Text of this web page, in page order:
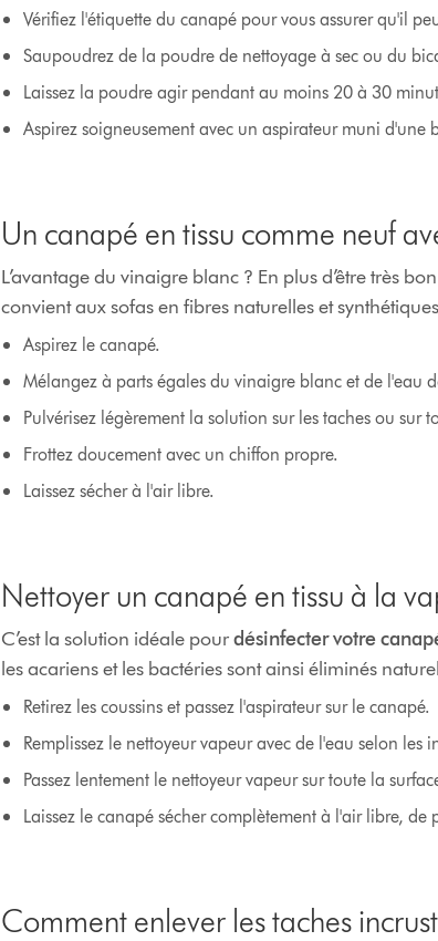
Vérifiez l'étiquette du canapé pour vous assurer qu'il
Saupoudrez de la poudre de nettoyage à sec ou du
Laissez la poudre agir pendant au moins 20 à 30
Aspirez soigneusement avec un aspirateur muni d'une
Un canapé en tissu comme neuf
L’avantage du vinaigre blanc ? En plus d’être très
convient aux sofas en fibres naturelles et
Aspirez le canapé.
Mélangez à parts égales du vinaigre blanc et de l'eau
Pulvérisez légèrement la solution sur les taches ou sur
Frottez doucement avec un chiffon propre.
Laissez sécher à l'air libre.
Nettoyer un canapé en tissu à la
C’est la solution idéale pourdésinfecter votre
les acariens et les bactéries sont ainsi éliminés
Retirez les coussins et passez l'aspirateur sur le canapé.
Remplissez le nettoyeur vapeur avec de l'eau selon les
Passez lentement le nettoyeur vapeur sur toute la
Laissez le canapé sécher complètement à l'air libre, de
Comment enlever les taches